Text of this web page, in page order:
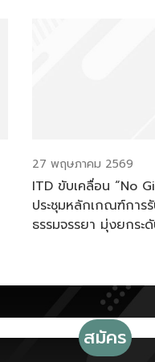
27 พฤษภาคม 2569
ITD ขับเคลื่อน “No
ประชุมหลักเกณฑ์การ
ธรรมจรรยา มุ่งยกระ